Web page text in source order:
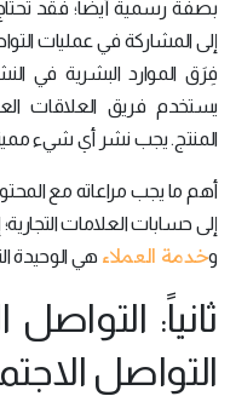
بصفة رسمية أيضاً؛ فقد
إلى المشاركة في عمليات
فِرَق الموارد البشرية في
يستخدم فريق العلاقات
المنتج. يجب نشر أي شيء مميز
أهم ما يجب مراعاته مع
إلى حسابات العلامات
وخدمة العملاء هي الوحيدة
ثانياً:
التواصل